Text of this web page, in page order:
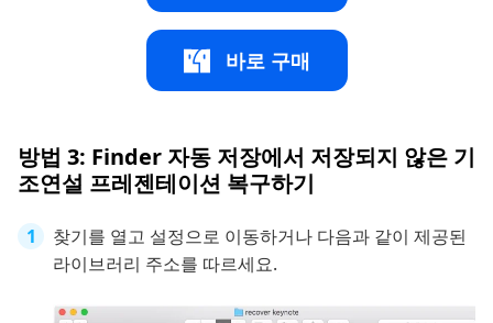
바로 구매
방법 3: Finder 자동 저장에서 저장되지 않은 기
조연설 프레젠테이션 복구하기
찾기를 열고 설정으로 이동하거나 다음과 같이 제공된
라이브러리 주소를 따르세요.